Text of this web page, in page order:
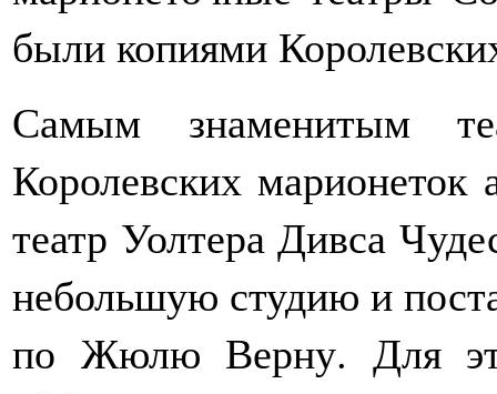
были копиями
Самым знаменитым
Королевских марионеток
театр Уолтера Дивса
небольшую студию и
по Жюлю Верну. Для